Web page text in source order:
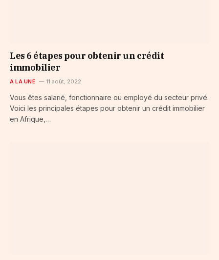
Les 6 étapes pour obtenir un crédit
immobilier
A LA UNE 11 août, 2022
Vous êtes salarié, fonctionnaire ou employé du secteur privé.
Voici les principales étapes pour obtenir un crédit immobilier
en Afrique,…